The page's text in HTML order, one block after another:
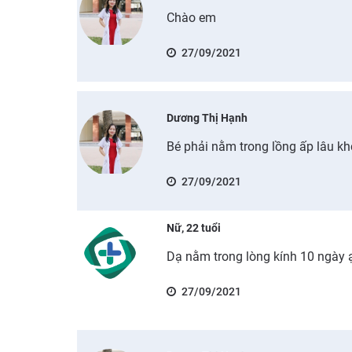
Chào em
27/09/2021
Dương Thị Hạnh
Bé phải nằm trong lồng ấp lâu
27/09/2021
Nữ, 22 tuổi
Dạ nằm trong lòng kính 10 ngày
27/09/2021